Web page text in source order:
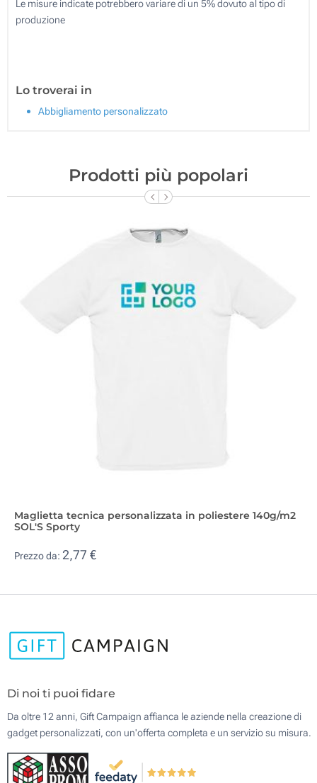
Le misure indicate potrebbero variare di un 5% dovuto al tipo di
produzione
Lo troverai in
Abbigliamento personalizzato
Prodotti più popolari
Maglietta tecnica personalizzata in poliestere 140g/m2
SOL'S Sporty
Prezzo da: 2,77 €
Di noi ti puoi fidare
Da oltre 12 anni, Gift Campaign affianca le aziende nella creazione di
gadget personalizzati, con un'offerta completa e un servizio su misura.